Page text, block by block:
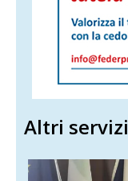
Altri servizi